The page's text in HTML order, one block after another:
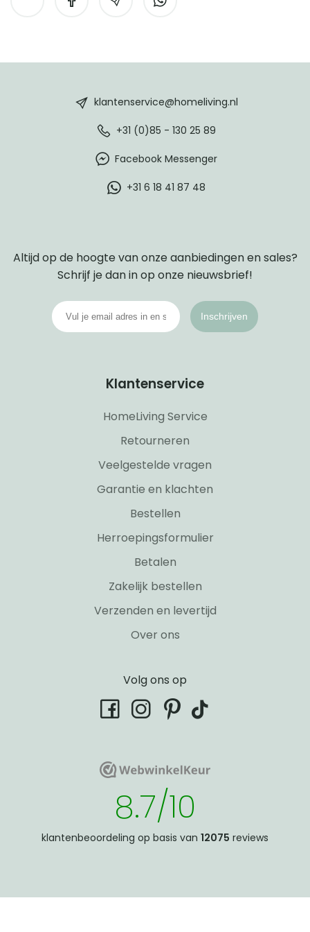
klantenservice@homeliving.nl
+31 (0)85 - 130 25 89
Facebook Messenger
+31 6 18 41 87 48
Altijd op de hoogte van onze aanbiedingen en sales?
Schrijf je dan in op onze nieuwsbrief!
Inschrijven
Klantenservice
HomeLiving Service
Retourneren
Veelgestelde vragen
Garantie en klachten
Bestellen
Herroepingsformulier
Betalen
Zakelijk bestellen
Verzenden en levertijd
Over ons
Volg ons op
facebookinstagram
pinterest
tiktok
WebwinkelKeurWebwinkelKeur
8.7/10
klantenbeoordeling op basis van 12075 reviews